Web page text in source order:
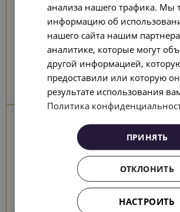
ПОИСК
<< ОТКРОЙТЕ ДЛЯ СЕБЯ
С БЕСПЛАТНОЙ
ПРЕДОПЛАТЫ >>
Другие
анализа нашего трафика. Мы
информацию об
нашего сайта нашим
аналитике, которые могут
другой информацией,
предоставили или которую
результате использования
Политика
ПРИНЯТЬ
ОТКЛОНИТЬ
НАСТРОИТЬ